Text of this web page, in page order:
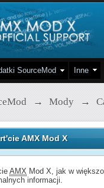
SourceMod Inne
→ Mody →
AMX Mod X
AMX Mod X, jak w
informacji.